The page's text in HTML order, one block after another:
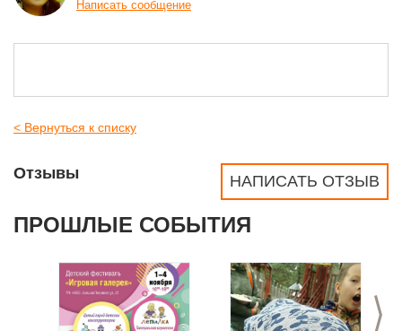
Написать сообщение
< Вернуться к списку
НАПИСАТЬ ОТЗЫВ
Отзывы
ПРОШЛЫЕ СОБЫТИЯ
>